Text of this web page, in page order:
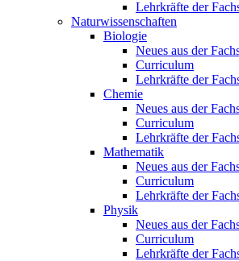
Lehrkräfte der
Naturwissenschaften
Biologie
Neues aus der
Curriculum
Lehrkräfte der
Chemie
Neues aus der
Curriculum
Lehrkräfte der
Mathematik
Neues aus der
Curriculum
Lehrkräfte der
Physik
Neues aus der
Curriculum
Lehrkräfte der